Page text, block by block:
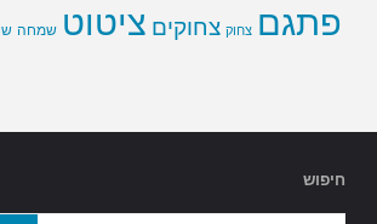
פתגם צחוק צחוקים ציטוט שמחה
חיפוש